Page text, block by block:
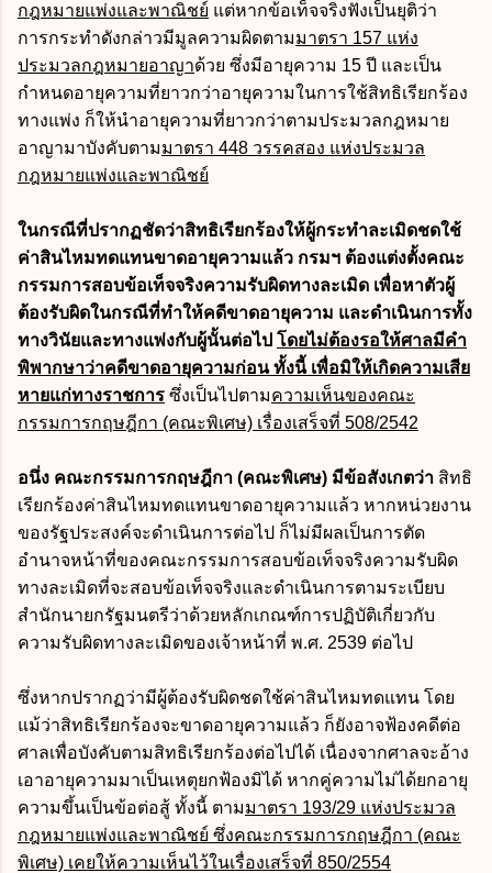
กฎหมายแพ่งและพาณิชย์ แต่หากข้อเท็จจริงฟังเป็นยุติว่า
การกระทำดังกล่าวมีมูลความผิดตามมาตรา 157 แห่ง
ประมวลกฎหมายอาญาด้วย ซึ่งมีอายุความ 15 ปี และเป็น
กำหนดอายุความที่ยาวกว่าอายุความในการใช้สิทธิเรียกร้อง
ทางแพ่ง ก็ให้นำอายุความที่ยาวกว่าตามประมวลกฎหมาย
อาญามาบังคับตามมาตรา 448 วรรคสอง แห่งประมวล
กฎหมายแพ่งและพาณิชย์
ในกรณีที่ปรากฏชัดว่าสิทธิเรียกร้องให้ผู้กระทำละเมิดชดใช้
ค่าสินไหมทดแทนขาดอายุความแล้ว กรมฯ ต้องแต่งตั้งคณะ
กรรมการสอบข้อเท็จจริงความรับผิดทางละเมิด เพื่อหาตัวผู้
ต้องรับผิดในกรณีที่ทำให้คดีขาดอายุความ และดำเนินการทั้ง
ทางวินัยและทางแพ่งกับผู้นั้นต่อไป โดยไม่ต้องรอให้ศาลมีคำ
พิพากษาว่าคดีขาดอายุความก่อน ทั้งนี้ เพื่อมิให้เกิดความเสีย
หายแก่ทางราชการ ซึ่งเป็นไปตามความเห็นของคณะ
กรรมการกฤษฎีกา (คณะพิเศษ) เรื่องเสร็จที่ 508/2542
อนึ่ง คณะกรรมการกฤษฎีกา (คณะพิเศษ) มีข้อสังเกตว่า สิทธิ
เรียกร้องค่าสินไหมทดแทนขาดอายุความแล้ว หากหน่วยงาน
ของรัฐประสงค์จะดำเนินการต่อไป ก็ไม่มีผลเป็นการตัด
อำนาจหน้าที่ของคณะกรรมการสอบข้อเท็จจริงความรับผิด
ทางละเมิดที่จะสอบข้อเท็จจริงและดำเนินการตามระเบียบ
สำนักนายกรัฐมนตรีว่าด้วยหลักเกณฑ์การปฏิบัติเกี่ยวกับ
ความรับผิดทางละเมิดของเจ้าหน้าที่ พ.ศ. 2539 ต่อไป
ซึ่งหากปรากฏว่ามีผู้ต้องรับผิดชดใช้ค่าสินไหมทดแทน โดย
แม้ว่าสิทธิเรียกร้องจะขาดอายุความแล้ว ก็ยังอาจฟ้องคดีต่อ
ศาลเพื่อบังคับตามสิทธิเรียกร้องต่อไปได้ เนื่องจากศาลจะอ้าง
เอาอายุความมาเป็นเหตุยกฟ้องมิได้ หากคู่ความไม่ได้ยกอายุ
ความขึ้นเป็นข้อต่อสู้ ทั้งนี้ ตามมาตรา 193/29 แห่งประมวล
กฎหมายแพ่งและพาณิชย์ ซึ่งคณะกรรมการกฤษฎีกา (คณะ
พิเศษ) เคยให้ความเห็นไว้ในเรื่องเสร็จที่ 850/2554